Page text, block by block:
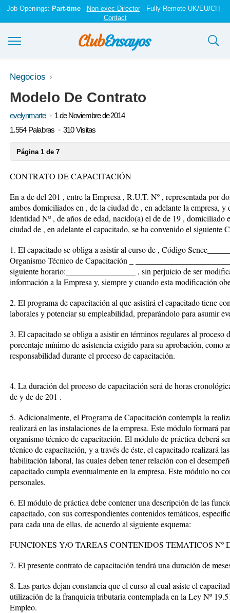
Job Openings: Part-time- Non-exec Director- Fully Remote UK/EU/CH -
Contact
Ensayos y trabajos
Registrarse
Iniciar sesión
Negocios
Modelo De Contrato
evelynmartel
1 de Noviembre de 2014
1.554 Palabras
310 Visitas
Página 1 de 7
CONTRATO DE CAPACITACIÓN
En a de del 201 , entre la Empresa , R.U.T. Nº , representada por
ambos domiciliados en , de la ciudad de , en adelante la empresa,
Identidad Nº , de años de edad, nacido(a) el de de 19 ,
ciudad de , en adelante el capacitado, se ha convenido el siguiente
1. El capacitado se obliga a asistir al curso de , Código
Organismo Técnico de Capacitación _
siguiente horario:_________________ , sin perjuicio de ser
información a la Empresa y, siempre y cuando esta modificación
2. El programa de capacitación al que asistirá el capacitado tiene
laborales y potenciar su empleabilidad, preparándolo para asumir
3. El capacitado se obliga a asistir en términos regulares al
porcentaje mínimo de asistencia exigido para su aprobación, como
responsabilidad durante el proceso de capacitación.
4. La duración del proceso de capacitación será de horas
de y de de 201 .
5. Adicionalmente, el Programa de Capacitación contempla la
realizará en las instalaciones de la empresa. Este módulo formará
organismo técnico de capacitación. El módulo de práctica deberá
técnico de capacitación, y a través de éste, el capacitado realizará
habilitación laboral, las cuales deben tener relación con el
capacitado cumpla eventualmente en la empresa. Este módulo no
personales.
6. El módulo de práctica debe contener una descripción de las
capacitado, con sus correspondientes contenidos temáticos,
para cada una de ellas, de acuerdo al siguiente esquema:
FUNCIONES Y/O TAREAS CONTENIDOS TEMATICOS Nº
7. El presente contrato de capacitación tendrá una duración de
8. Las partes dejan constancia que el curso al cual asiste el
utilización de la franquicia tributaria contemplada en la Ley Nº
Empleo.